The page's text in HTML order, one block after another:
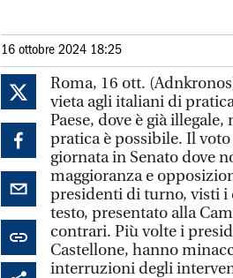
16 ottobre 2024 18:25
Roma, 16 ott.
vieta agli italiani di
Paese, dove è già
pratica è possibile. Il
giornata in Senato dove
maggioranza e
presidenti di turno, visti i
testo, presentato alla
contrari. Più volte i
Castellone, hanno
interruzioni degli